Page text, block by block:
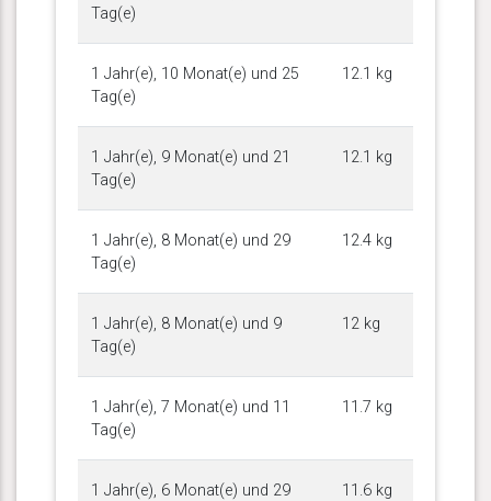
Tag(e)
1 Jahr(e), 10 Monat(e) und 25
Tag(e)
12.1 kg
1 Jahr(e), 9 Monat(e) und 21
Tag(e)
12.1 kg
1 Jahr(e), 8 Monat(e) und 29
Tag(e)
12.4 kg
1 Jahr(e), 8 Monat(e) und 9
Tag(e)
12 kg
1 Jahr(e), 7 Monat(e) und 11
Tag(e)
11.7 kg
1 Jahr(e), 6 Monat(e) und 29 11.6 kg